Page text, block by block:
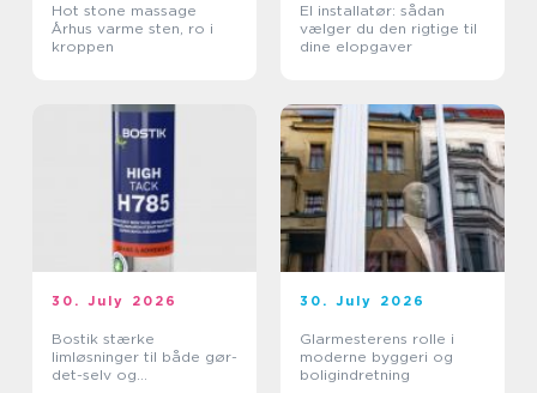
Hot stone massage
Århus varme sten, ro i
kroppen
El installatør: sådan
vælger du den rigtige til
dine elopgaver
30. July 2026
Bostik stærke
limløsninger til både gør-
det-selv og
30. July 2026
Glarmesterens rolle i
moderne byggeri og
boligindretning